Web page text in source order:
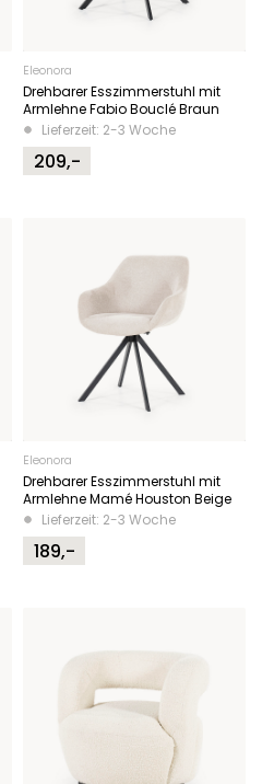
Eleonora
Drehbarer Esszimmerstuhl mit
Armlehne Fabio Bouclé Braun
Lieferzeit: 2-3 Woche
209,-
Eleonora
Drehbarer Esszimmerstuhl mit
Armlehne Mamé Houston Beige
Lieferzeit: 2-3 Woche
189,-